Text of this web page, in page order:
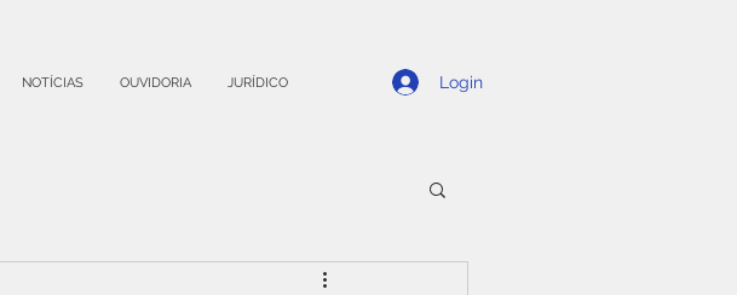
NOTÍCIAS OUVIDORIA JURÍDICO Login